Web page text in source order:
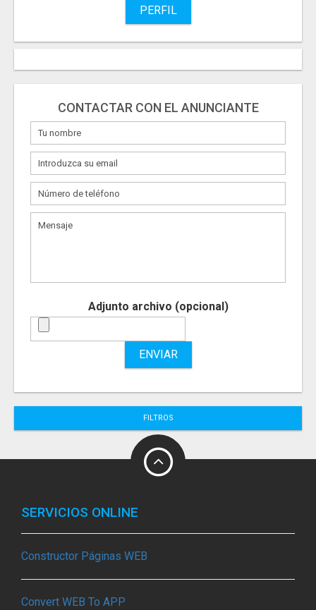
PERFIL
CONTACTAR CON EL ANUNCIANTE
Adjunto archivo (opcional)
ENVIAR
FILTROS
SERVICIOS ONLINE
Constructor Páginas WEB
Convert WEB To APP